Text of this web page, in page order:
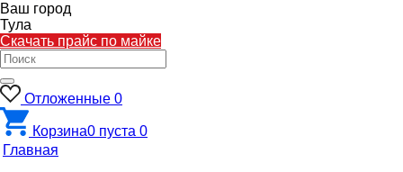
Ваш город
Тула
Скачать прайс по майке
Отложенные 0
Корзина0 пуста 0
Главная